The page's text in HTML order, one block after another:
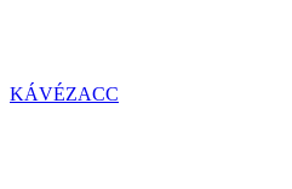
KÁVÉZACC